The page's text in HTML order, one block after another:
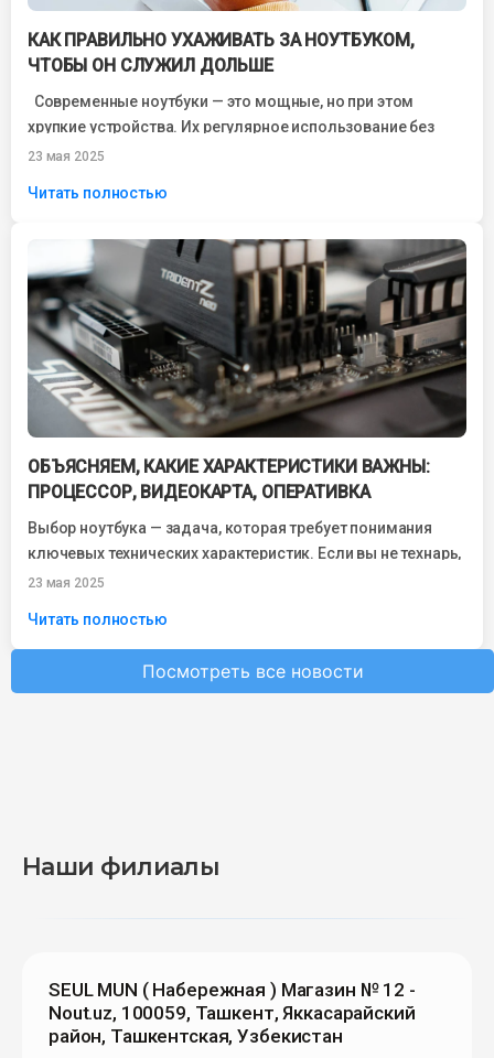
КАК ПРАВИЛЬНО УХАЖИВАТЬ ЗА НОУТБУКОМ,
ЧТОБЫ ОН СЛУЖИЛ ДОЛЬШЕ
Современные ноутбуки — это мощные, но при этом
хрупкие устройства. Их регулярное использование без
должного ухода может привести к...
23 мая 2025
Читать полностью
ОБЪЯСНЯЕМ, КАКИЕ ХАРАКТЕРИСТИКИ ВАЖНЫ:
ПРОЦЕССОР, ВИДЕОКАРТА, ОПЕРАТИВКА
Выбор ноутбука — задача, которая требует понимания
ключевых технических характеристик. Если вы не технарь,
но хотите купить устройство, которое прослужит...
23 мая 2025
Читать полностью
Посмотреть все новости
Наши филиалы
SEUL MUN ( Набережная ) Магазин № 12 -
Nout.uz, 100059, Ташкент, Яккасарайский
район, Ташкентская, Узбекистан